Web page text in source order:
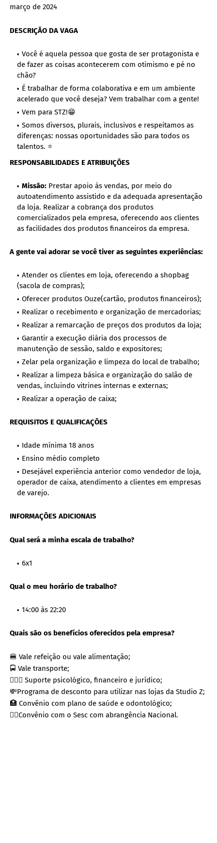
março de 2024
DESCRIÇÃO DA VAGA
Você é aquela pessoa que gosta de ser protagonista e
de fazer as coisas acontecerem com otimismo e pé no
chão?
É trabalhar de forma colaborativa e em um ambiente
acelerado que você deseja? Vem trabalhar com a gente!
Vem para STZ!😁
Somos diversos, plurais, inclusivos e respeitamos as
diferenças: nossas oportunidades são para todos os
talentos. ⭐
RESPONSABILIDADES E ATRIBUIÇÕES
Missão: Prestar apoio às vendas, por meio do
autoatendimento assistido e da adequada apresentação
da loja. Realizar a cobrança dos produtos
comercializados pela empresa, oferecendo aos clientes
as facilidades dos produtos financeiros da empresa.
A gente vai adorar se você tiver as seguintes experiências:
Atender os clientes em loja, oferecendo a shopbag
(sacola de compras);
Oferecer produtos Ouze(cartão, produtos financeiros);
Realizar o recebimento e organização de mercadorias;
Realizar a remarcação de preços dos produtos da loja;
Garantir a execução diária dos processos de
manutenção de sessão, saldo e expositores;
Zelar pela organização e limpeza do local de trabalho;
Realizar a limpeza básica e organização do salão de
vendas, incluindo vitrines internas e externas;
Realizar a operação de caixa;
REQUISITOS E QUALIFICAÇÕES
Idade mínima 18 anos
Ensino médio completo
Desejável experiência anterior como vendedor de loja,
operador de caixa, atendimento a clientes em empresas
de varejo.
INFORMAÇÕES ADICIONAIS
Qual será a minha escala de trabalho?
6x1
Qual o meu horário de trabalho?
14:00 às 22:20
Quais são os benefícios oferecidos pela empresa?
🍔 Vale refeição ou vale alimentação;
🚍 Vale transporte;
👩🏽‍⚕️ Suporte psicológico, financeiro e jurídico;
💸Programa de desconto para utilizar nas lojas da Studio Z;
🏥 Convênio com plano de saúde e odontológico;
🏋🏾Convênio com o Sesc com abrangência Nacional.